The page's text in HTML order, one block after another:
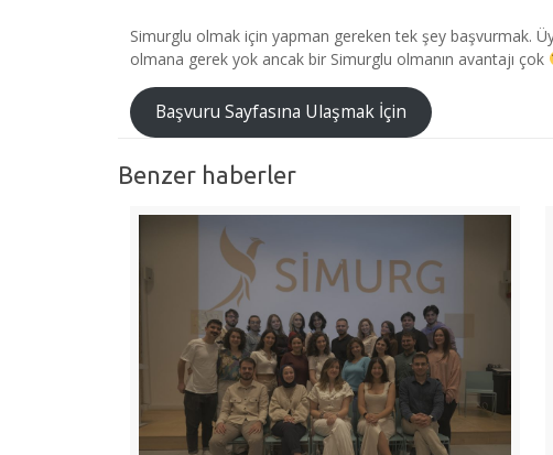
Simurglu olmak için yapman gereken tek şey başvurmak.
olmana gerek yok ancak bir Simurglu olmanın avantajı çok
Başvuru Sayfasına Ulaşmak İçin
Benzer haberler